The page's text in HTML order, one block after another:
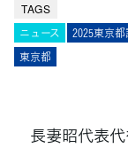
TAGS
ニュース 2025東京
東京都
長妻昭代表